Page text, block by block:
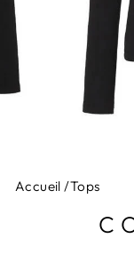
Accueil /Tops